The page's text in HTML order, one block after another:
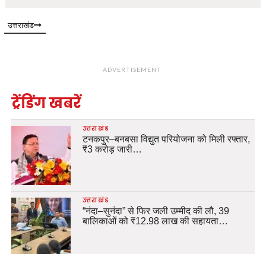
उत्तराखंड
ADVERTISEMENT
ट्रेंडिंग खबरें
उत्तराखंड
टनकपुर–बनबसा विद्युत परियोजना को मिली रफ्तार,
₹3 करोड़ जारी…
उत्तराखंड
“नंदा–सुनंदा” से फिर जली उम्मीद की लौ, 39
बालिकाओं को ₹12.98 लाख की सहायता…